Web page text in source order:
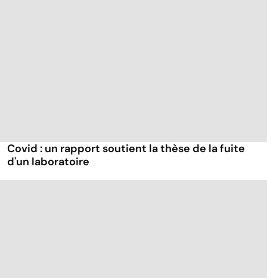
Covid : un rapport soutient la thèse de la fuite
d'un laboratoire